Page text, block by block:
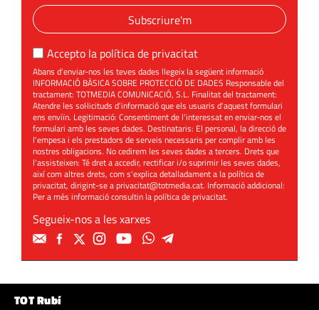
Subscriure'm
Accepto la política de privacitat
Abans d'enviar-nos les teves dades llegeix la següent informació
INFORMACIÓ BÀSICA SOBRE PROTECCIÓ DE DADES Responsable del
tractament: TOTMEDIA COMUNICACIÓ, S.L. Finalitat del tractament:
Atendre les sol·licituds d'informació que els usuaris d'aquest formulari
ens enviïn. Legitimació: Consentiment de l'interessat en enviar-nos el
formulari amb les seves dades. Destinataris: El personal, la direcció de
l'empesa i els prestadors de serveis necessaris per complir amb les
nostres obligacions. No cedirem les seves dades a tercers. Drets que
l'assisteixen: Té dret a accedir, rectificar i/o suprimir les seves dades,
així com altres drets, com s'explica detalladament a la política de
privacitat, dirigint-se aprivacitat@totmedia.cat. Informació addicional:
Per a més informació consultin lapolítica de privacitat.
Segueix-nos a les xarxes
TOT Rubí